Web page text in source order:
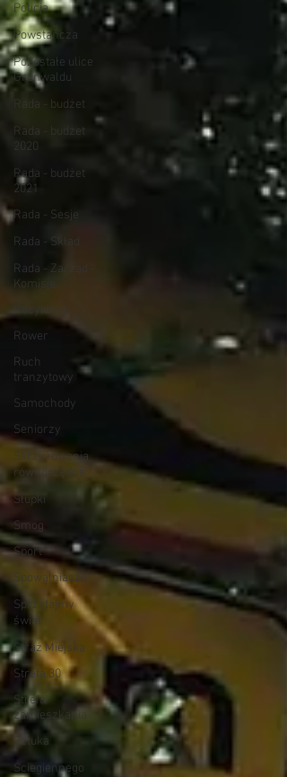
Policja
Powstańcza
Pozostałe ulice
Grunwaldu
Rada - budżet
Rada - budżet
2020
Rada - budżet
2021
Rada - Sesje
Rada - Skład
Rada - Zarząd -
Komisje
Recykling
Rower
Ruch
tranzytowy
Samochody
Seniorzy
Skrzyżowania
równorzędne
Słupki
Smog
Sport
Spowalniacze
Sprzątajmy
świat
Straż Miejska
Strefa 30
Strefa
zamieszkania
Sztuka
Ściegiennego